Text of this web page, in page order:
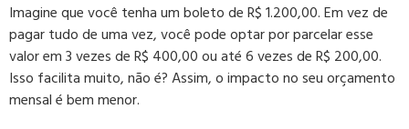
Imagine que você tenha um boleto de R$ 1.200,00. Em vez de
pagar tudo de uma vez, você pode optar por parcelar esse
valor em 3 vezes de R$ 400,00 ou até 6 vezes de R$ 200,00.
Isso facilita muito, não é? Assim, o impacto no seu orçamento
mensal é bem menor.